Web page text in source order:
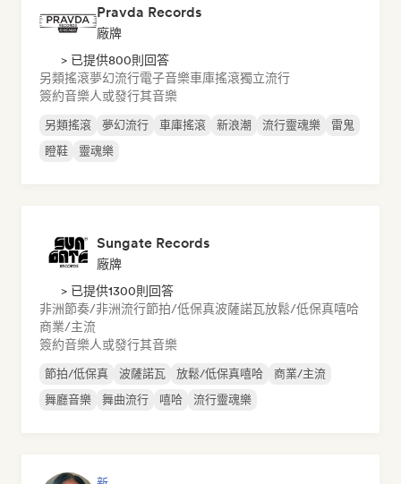
Pravda Records
廠牌
> 已提供800則回答
另類搖滾夢幻流行電子音樂車庫搖滾獨立流行
簽約音樂人或發行其音樂
另類搖滾 夢幻流行 車庫搖滾 新浪潮 流行靈魂樂
雷鬼
瞪鞋
靈魂樂
Sungate Records
廠牌
> 已提供1300則回答
非洲節奏/非洲流行節拍/低保真波薩諾瓦放鬆/低保真嘻哈
商業/主流
簽約音樂人或發行其音樂
節拍/低保真 波薩諾瓦 放鬆/低保真嘻哈
商業/主流
舞廳音樂
舞曲流行 嘻哈 流行靈魂樂